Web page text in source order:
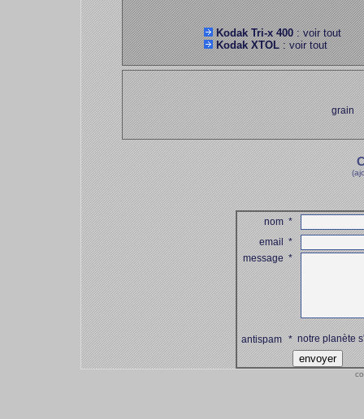
Kodak Tri-x 400: voir tout
Kodak XTOL: voir tout
grain
nom*
email*
message*
antispam *notre planète